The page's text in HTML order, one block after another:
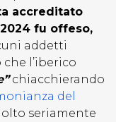
accreditato
fu offeso,
addetti
l’iberico
chiacchierando
del
seriamente